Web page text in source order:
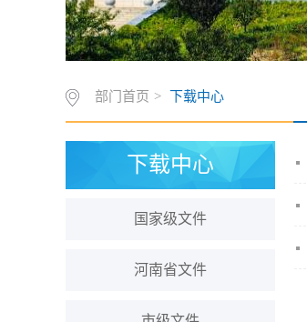
部门首页 > 下载中心
下载中心
国家级文件
河南省文件